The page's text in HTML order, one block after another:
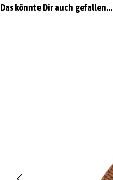
Produktgalerie überspringen
Das könnte Dir auch gefallen...